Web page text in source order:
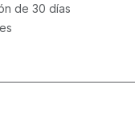
de 30 días